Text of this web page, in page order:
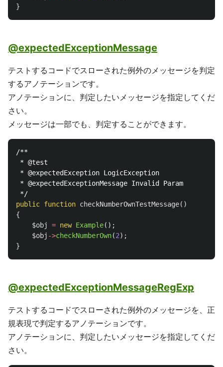
}
@expectedExceptionMessage
テストするコードでスローされた例外のメッセージを判定
するアノテーションです。
アノテーションに、判定したいメッセージを指定してくだ
さい。
メッセージは一部でも、判定することができます。
/**
* @test
* @expectedException LogicException
* @expectedExceptionMessage Invalid Param
*/
public function checkNumberOwnTestMessage()
{
$obj
= new Example();
$obj ->checkNumberOwn(2);
}
@expectedExceptionMessageRegExp
テストするコードでスローされた例外のメッセージを、正
規表現で判定するアノテーションです。
アノテーションに、判定したいメッセージを指定してくだ
さい。